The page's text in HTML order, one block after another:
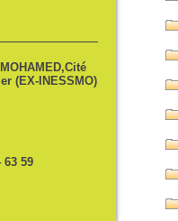
(EX-INESSMO)
63 59